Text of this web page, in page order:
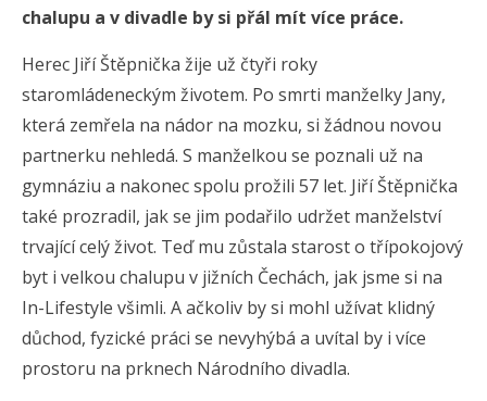
chalupu a v divadle by si přál mít více práce.
Herec Jiří Štěpnička žije už čtyři roky
staromládeneckým životem. Po smrti manželky Jany,
která zemřela na nádor na mozku, si žádnou novou
partnerku nehledá. S manželkou se poznali už na
gymnáziu a nakonec spolu prožili 57 let. Jiří Štěpnička
také prozradil, jak se jim podařilo udržet manželství
trvající celý život. Teď mu zůstala starost o třípokojový
byt i velkou chalupu v jižních Čechách, jak jsme si na
In-Lifestyle všimli. A ačkoliv by si mohl užívat klidný
důchod, fyzické práci se nevyhýbá a uvítal by i více
prostoru na prknech Národního divadla.